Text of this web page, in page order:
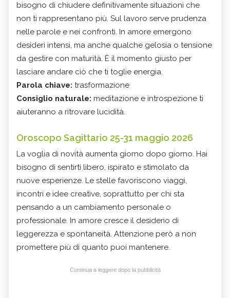
bisogno di chiudere definitivamente situazioni che
non ti rappresentano più. Sul lavoro serve prudenza
nelle parole e nei confronti. In amore emergono
desideri intensi, ma anche qualche gelosia o tensione
da gestire con maturità. È il momento giusto per
lasciare andare ciò che ti toglie energia.
Parola chiave: trasformazione
Consiglio naturale: meditazione e introspezione ti
aiuteranno a ritrovare lucidità.
Oroscopo Sagittario 25-31 maggio 2026
La voglia di novità aumenta giorno dopo giorno. Hai
bisogno di sentirti libero, ispirato e stimolato da
nuove esperienze. Le stelle favoriscono viaggi,
incontri e idee creative, soprattutto per chi sta
pensando a un cambiamento personale o
professionale. In amore cresce il desiderio di
leggerezza e spontaneità. Attenzione però a non
promettere più di quanto puoi mantenere.
Continua a leggere dopo la pubblicità